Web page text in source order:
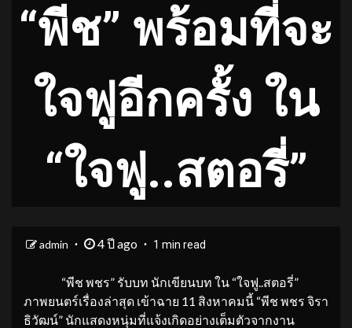
“พีช” พร้อมที่จะ
ใจฟูอีกครั้ง ใน
“ใจฟู..สตอรี่”
admin 4 ปี ago 1 min read
“พีช พชร” รับบท นักเขียนบท ใน “ใจฟู..สตอรี่”
ภาพยนตร์เรื่องล่าสุด เข้าฉาย 11 สิงหาคมนี้ “พีช พชร จิรา
ธิวัฒน์” นักแสดงหนุ่มที่แจ้งเกิดอย่างเต็มตัวจากงาน